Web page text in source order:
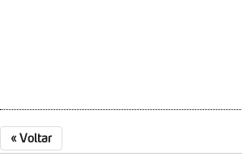
« Voltar